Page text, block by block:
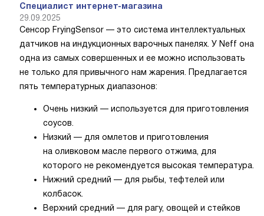
Специалист интернет-магазина
29.09.2025
Сенсор FryingSensor — это система интеллектуальных
датчиков на индукционных варочных панелях. У Neff она
одна из самых совершенных и ее можно использовать
не только для привычного нам жарения. Предлагается
пять температурных диапазонов:
Очень низкий — используется для приготовления
соусов.
Низкий — для омлетов и приготовления
на оливковом масле первого отжима, для
которого не рекомендуется высокая температура.
Нижний средний — для рыбы, тефтелей или
колбасок.
Верхний средний — для рагу, овощей и стейков